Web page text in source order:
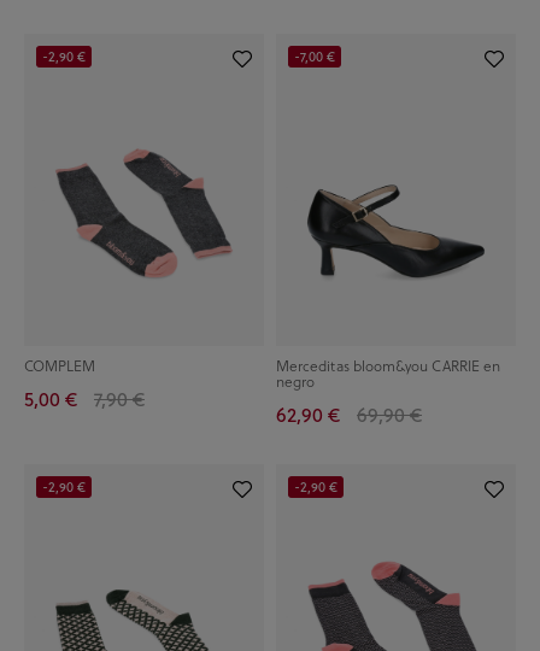
COMPLEM
5,00 € 7,90 €
-2,90 €
Merceditas bloom&you CARRIE en
negro
62,90 € 69,90 €
-7,00 €
-2,90 € -2,90 €